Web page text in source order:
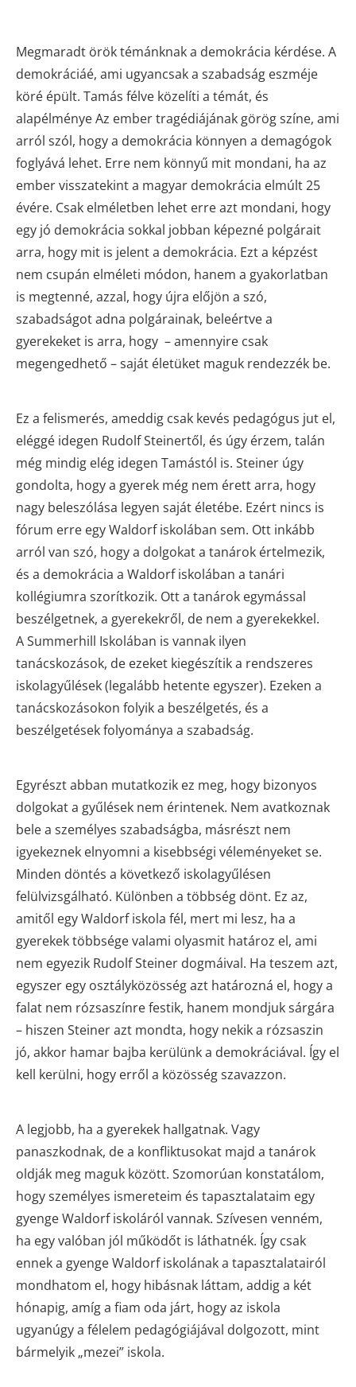
Megmaradt örök témánknak a demokrácia kérdése. A
demokráciáé, ami ugyancsak a szabadság eszméje
köré épült. Tamás félve közelíti a témát, és
alapélménye Az ember tragédiájának görög színe, ami
arról szól, hogy a demokrácia könnyen a demagógok
foglyává lehet. Erre nem könnyű mit mondani, ha az
ember visszatekint a magyar demokrácia elmúlt 25
évére. Csak elméletben lehet erre azt mondani, hogy
egy jó demokrácia sokkal jobban képezné polgárait
arra, hogy mit is jelent a demokrácia. Ezt a képzést
nem csupán elméleti módon, hanem a gyakorlatban
is megtenné, azzal, hogy újra előjön a szó,
szabadságot adna polgárainak, beleértve a
gyerekeket is arra, hogy – amennyire csak
megengedhető – saját életüket maguk rendezzék be.
Ez a felismerés, ameddig csak kevés pedagógus jut el,
eléggé idegen Rudolf Steinertől, és úgy érzem, talán
még mindig elég idegen Tamástól is. Steiner úgy
gondolta, hogy a gyerek még nem érett arra, hogy
nagy beleszólása legyen saját életébe. Ezért nincs is
fórum erre egy Waldorf iskolában sem. Ott inkább
arról van szó, hogy a dolgokat a tanárok értelmezik,
és a demokrácia a Waldorf iskolában a tanári
kollégiumra szorítkozik. Ott a tanárok egymással
beszélgetnek, a gyerekekről, de nem a gyerekekkel.
A Summerhill Iskolában is vannak ilyen
tanácskozások, de ezeket kiegészítik a rendszeres
iskolagyűlések (legalább hetente egyszer). Ezeken a
tanácskozásokon folyik a beszélgetés, és a
beszélgetések folyománya a szabadság.
Egyrészt abban mutatkozik ez meg, hogy bizonyos
dolgokat a gyűlések nem érintenek. Nem avatkoznak
bele a személyes szabadságba, másrészt nem
igyekeznek elnyomni a kisebbségi véleményeket se.
Minden döntés a következő iskolagyűlésen
felülvizsgálható. Különben a többség dönt. Ez az,
amitől egy Waldorf iskola fél, mert mi lesz, ha a
gyerekek többsége valami olyasmit határoz el, ami
nem egyezik Rudolf Steiner dogmáival. Ha teszem azt,
egyszer egy osztályközösség azt határozná el, hogy a
falat nem rózsaszínre festik, hanem mondjuk sárgára
– hiszen Steiner azt mondta, hogy nekik a rózsaszin
jó, akkor hamar bajba kerülünk a demokráciával. Így el
kell kerülni, hogy erről a közösség szavazzon.
A legjobb, ha a gyerekek hallgatnak. Vagy
panaszkodnak, de a konfliktusokat majd a tanárok
oldják meg maguk között. Szomorúan konstatálom,
hogy személyes ismereteim és tapasztalataim egy
gyenge Waldorf iskoláról vannak. Szívesen venném,
ha egy valóban jól működőt is láthatnék. Így csak
ennek a gyenge Waldorf iskolának a tapasztalatairól
mondhatom el, hogy hibásnak láttam, addig a két
hónapig, amíg a fiam oda járt, hogy az iskola
ugyanúgy a félelem pedagógiájával dolgozott, mint
bármelyik „mezei” iskola.